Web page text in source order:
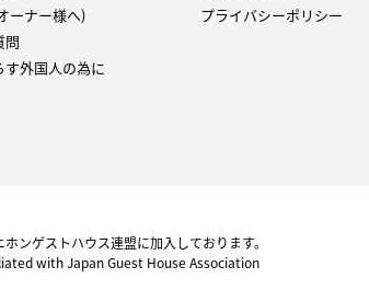
ーナー様へ)
問
す外国人の為に
プライバシーポリシー
ンゲストハウス連盟に加入しております。
with Japan Guest House Association